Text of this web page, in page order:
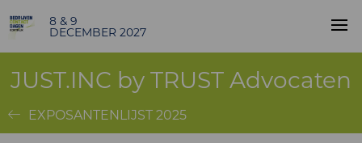
8 & 9
DECEMBER 2027
JUST.INC by TRUST Advocaten
EXPOSANTENLIJST 2025